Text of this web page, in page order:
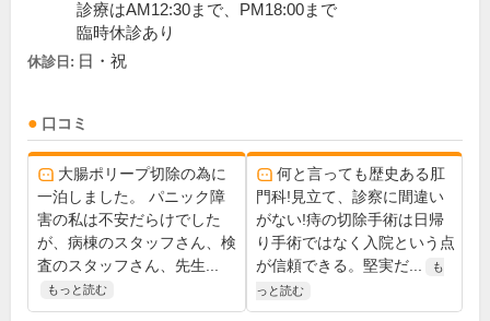
診療はAM12:30まで、PM18:00まで
臨時休診あり
休診日: 日・祝
口コミ
大腸ポリープ切除の為に
一泊しました。 パニック障
害の私は不安だらけでした
が、病棟のスタッフさん、検
査のスタッフさん、先生...
もっと読む
何と言っても歴史ある肛
門科!見立て、診察に間違い
がない!痔の切除手術は日帰
り手術ではなく入院という点
が信頼できる。堅実だ...
も
っと読む